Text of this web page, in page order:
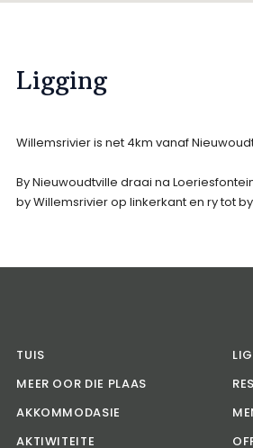
Ligging
Willemsrivier is net 4km vanaf
By Nieuwoudtville draai na
by Willemsrivier op linkerkant en ry tot
TUIS
MEER OOR DIE PLAAS
AKKOMMODASIE
AKTIWITEITE